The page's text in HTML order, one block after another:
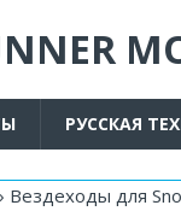
РУССКАЯ
Вездеходы для